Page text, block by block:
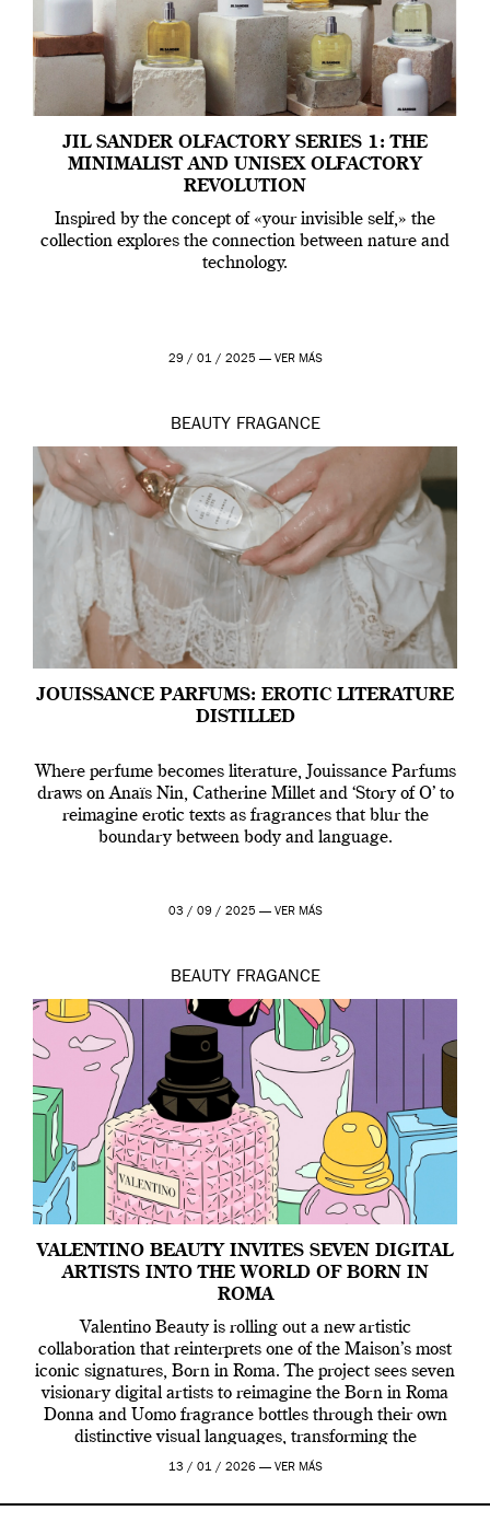
JIL SANDER OLFACTORY SERIES 1: THE
MINIMALIST AND UNISEX OLFACTORY
REVOLUTION
Inspired by the concept of «your invisible self,» the
collection explores the connection between nature and
technology.
29 / 01 / 2025 — VER MÁS
BEAUTY FRAGANCE
JOUISSANCE PARFUMS: EROTIC LITERATURE
DISTILLED
Where perfume becomes literature, Jouissance Parfums
draws on Anaïs Nin, Catherine Millet and ‘Story of O’ to
reimagine erotic texts as fragrances that blur the
boundary between body and language.
03 / 09 / 2025 — VER MÁS
BEAUTY FRAGANCE
VALENTINO BEAUTY INVITES SEVEN DIGITAL
ARTISTS INTO THE WORLD OF BORN IN
ROMA
Valentino Beauty is rolling out a new artistic
collaboration that reinterprets one of the Maison’s most
iconic signatures, Born in Roma. The project sees seven
visionary digital artists to reimagine the Born in Roma
Donna and Uomo fragrance bottles through their own
distinctive visual languages, transforming the
emblematic design into a contemporary canvas.
13 / 01 / 2026 — VER MÁS